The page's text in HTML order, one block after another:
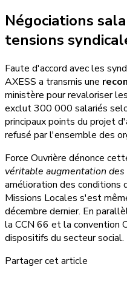
Négociations
tensions
Faute d'accord avec les
AXESS a transmis une
ministère pour revaloriser
exclut 300 000 salariés
principaux points du projet
refusé par l'ensemble des
Force Ouvrière dénonce
véritable augmentation des
amélioration des conditions
Missions Locales s'est
décembre dernier. En
la CCN 66 et la convention
dispositifs du secteur social.
Partager cet article